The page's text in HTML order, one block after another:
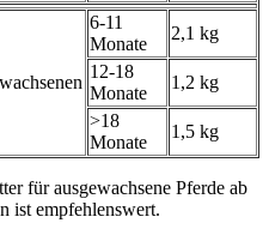
6-11
Monate
2,1 kg
12-18
Monate
1,2 kg
>18
Monate
1,5 kg
für ausgewachsene Pferde ab
ist empfehlenswert.